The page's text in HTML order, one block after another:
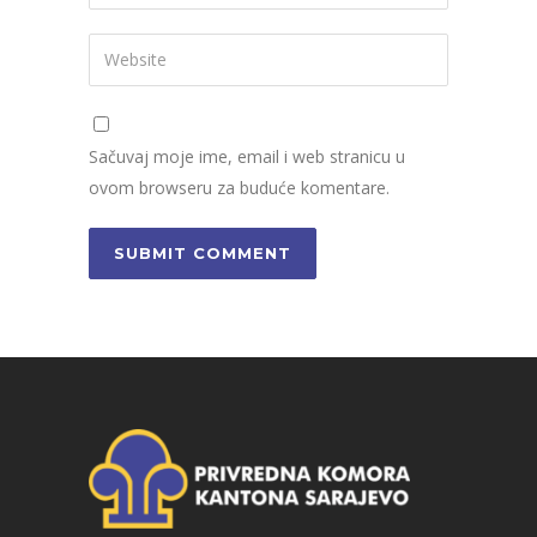
Sačuvaj moje ime, email i web stranicu u
ovom browseru za buduće komentare.